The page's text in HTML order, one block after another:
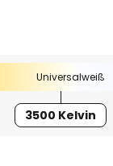
Universalweiß
3500 Kelvin